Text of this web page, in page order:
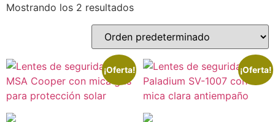
Mostrando los 2 resultados
¡Oferta! ¡Oferta!